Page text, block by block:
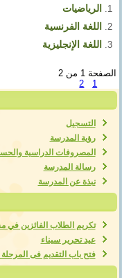
الرياضيات
اللغة الفرنسية
اللغة الإنجليزية
الصفحة 1 من 2
1
2
التسجيل
رؤية المدرسة
المصروفات الدراسية
رسالة المدرسة
نبذة عن المدرسة
تكريم الطلاب الفائزين في
عيد تحرير سيناء
فتح باب التقديم فى المرحلة